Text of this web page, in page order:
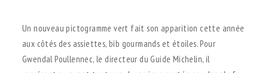
Un nouveau pictogramme vert fait son apparition cette année
aux côtés des assiettes, bib gourmands et étoiles. Pour
Gwendal Poullennec, le directeur du Guide Michelin, il